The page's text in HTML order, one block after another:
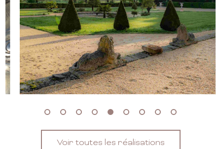
Voir toutes les réalisations